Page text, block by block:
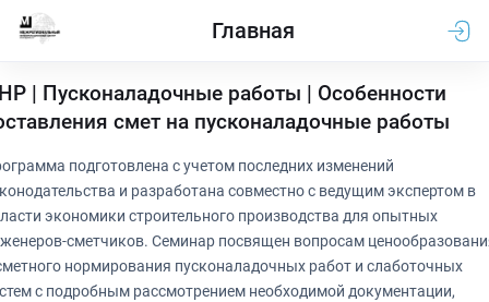
Главная
| Пусконаладочные работы | Особенности
смет на пусконаладочные работы
подготовлена с учетом последних изменений
и разработана совместно с ведущим экспертом в
экономики строительного производства для опытных
сметчиков. Семинар посвящен вопросам
нормирования пусконаладочных работ и слаботочных
с подробным рассмотрением необходимой документации,